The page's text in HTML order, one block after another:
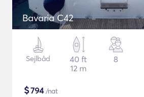
Bavaria C42
Sejlbåd
40 ft
12 m
8
$794/nat